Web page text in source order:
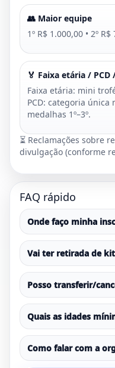
👥 Maior equipe
1º R$ 1.000,00 • 2º
🏅 Faixa etária / PCD
Faixa etária: mini
PCD: categoria única
medalhas 1º–3º.
⏳ Reclamações sobre
divulgação (conforme
FAQ rápido
Onde faço minha
Vai ter retirada de
Posso transferir/
Quais as idades
Como falar com a